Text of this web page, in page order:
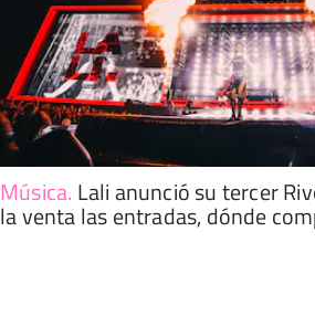
Música. Lali anunció su tercer
la venta las entradas, dónde